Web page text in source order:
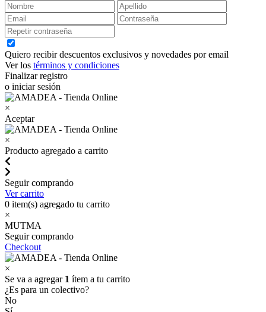
Quiero recibir descuentos exclusivos y novedades por email
Ver los términos y condiciones
Finalizar registro
o iniciar sesión
×
Aceptar
×
Producto agregado a carrito
Seguir comprando
Ver carrito
0 item(s) agregado tu carrito
×
MUTMA
Seguir comprando
Checkout
×
Se va a agregar 1 ítem a tu carrito
¿Es para un colectivo?
No